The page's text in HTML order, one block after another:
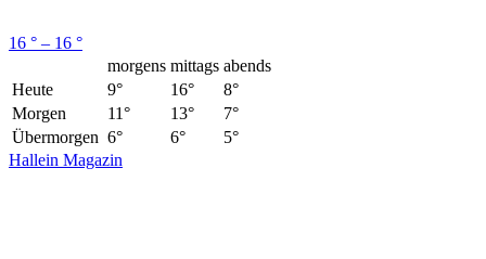
16 ° – 16 °
morgens mittags abends
Heute
9° 16°
8°
Morgen
11° 13°
7°
Übermorgen 6° 6°
5°
Hallein Magazin